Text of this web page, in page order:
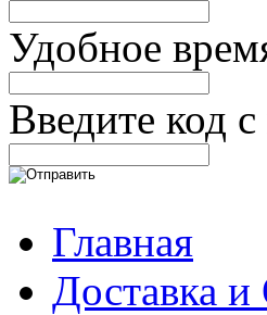
Удобное
Введите код
Главная
Доставка и